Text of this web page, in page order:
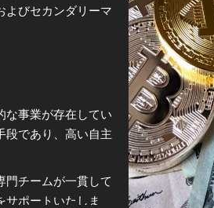
戦略ビジョンと事業計画に基づき、
合うことをお約束いたします。
盤と透明性の高い経営体制
鋭い洞察力を持つ専門マネジメントチ
構造の最適化と運営効率の向上
にとっての長期的・安定的なリターン
当グループの投資価値を高める礎と
よびセカンダリーマ
な事業が存在してい
段であり、高い自主
門チームが一貫して
サポートいたしま